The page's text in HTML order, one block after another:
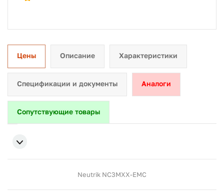
Цены Описание Характеристики
Спецификации и документы Аналоги
Сопутствующие товары
Neutrik NC3MXX-EMC